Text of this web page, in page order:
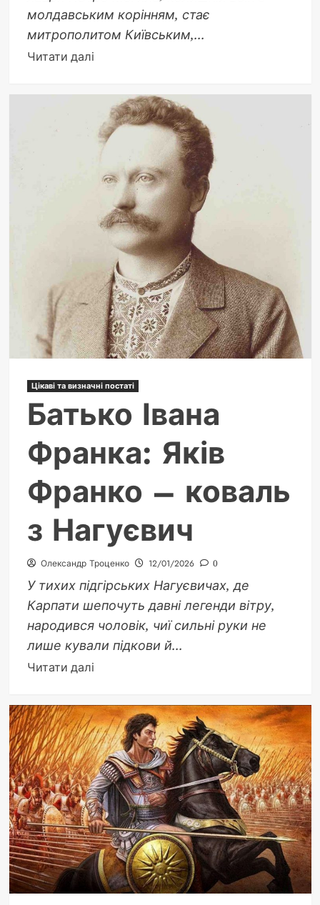
молдавським корінням, стає
митрополитом Київським,...
Читати даліДокладніше
Реформи
Петра
Могили:
Відродження
церкви
та
освіти
Україні
Цікаві та визначні постаті
Батько Івана
Франка: Яків
Франко – коваль
з Нагуєвич
Олександр Троценко 12/01/2026 0
У тихих підгірських Нагуєвичах, де
Карпати шепочуть давні легенди вітру,
народився чоловік, чиї сильні руки не
лише кували підкови й...
Читати даліДокладніше
Батько
Івана
Франка:
Яків
Франко
–
коваль
з
Нагуєвич